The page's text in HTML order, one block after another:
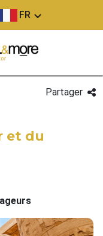
FR
Partager
et du